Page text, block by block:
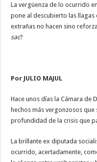
La vergüenza de lo ocurrido
pone al descubierto las llagas
extrañas no hacen sino
sac?
Por JULIO MAJUL
Hace unos días la Cámara
hechos más vergonzosos
profundidad de la crisis que
La brillante ex diputada
ocurrido, acertadamente,